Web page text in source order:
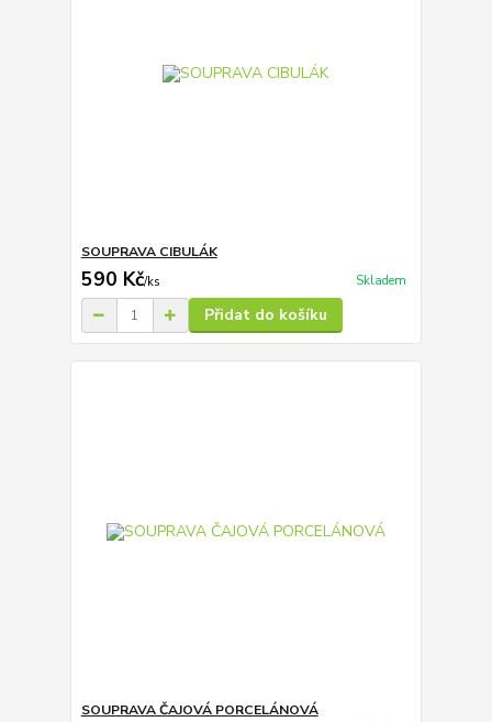
SOUPRAVA CIBULÁK
590 Kč/ks Skladem
Přidat do košíku
SOUPRAVA ČAJOVÁ PORCELÁNOVÁ